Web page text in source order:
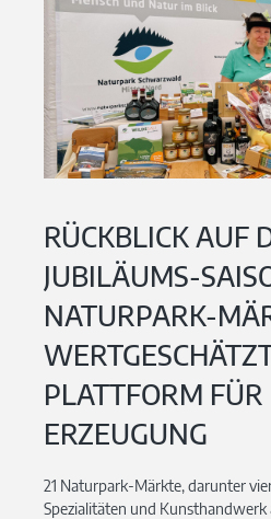
RÜCKBLICK AUF
JUBILÄUMS-
NATURPARK-
PLATTFORM
ERZEUGUNG
21 Naturpark-Märkte, darunter
Spezialitäten und